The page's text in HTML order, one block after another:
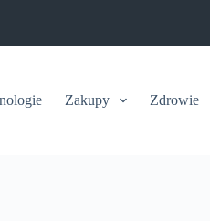
Zakupy Zdrowie